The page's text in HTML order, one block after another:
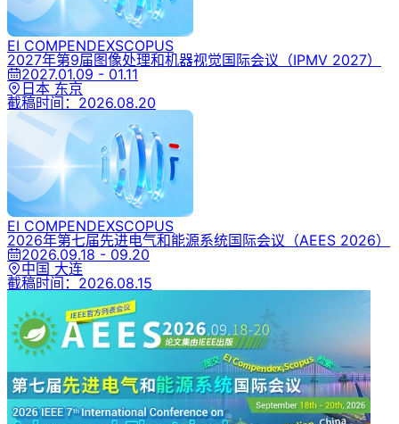
EI COMPENDEXSCOPUS
2027年第9届图像处理和机器视觉国际会议 （IPMV 2027）
2027.01.09 - 01.11
日本 东京
截稿时间： 2026.08.20
EI COMPENDEXSCOPUS
2026年第七届先进电气和能源系统国际会议 （AEES 2026）
2026.09.18 - 09.20
中国 大连
截稿时间： 2026.08.15